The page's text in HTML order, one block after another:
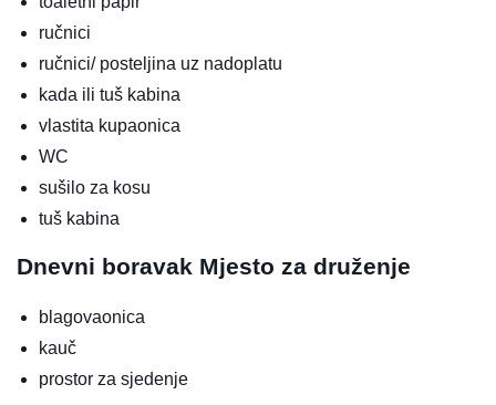
ručnici
ručnici/ posteljina uz nadoplatu
kada ili tuš kabina
vlastita kupaonica
WC
sušilo za kosu
tuš kabina
Dnevni boravak Mjesto za druženje
blagovaonica
kauč
prostor za sjedenje